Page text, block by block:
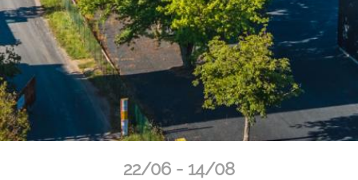
22/06 - 14/08